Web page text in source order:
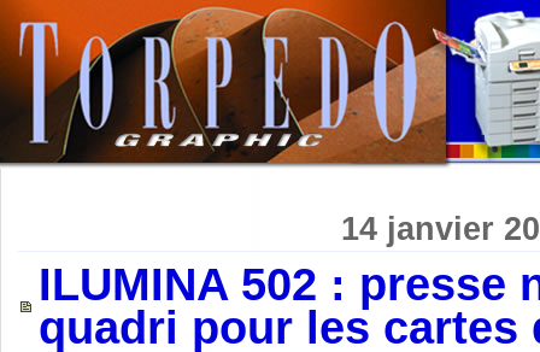
14 janvier
ILUMINA 502 : presse
quadri pour les cartes